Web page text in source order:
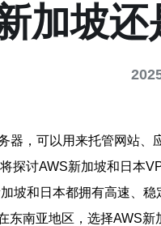
加坡还
，可以用来托管网站
讨AWS新加坡和日本
坡和日本都拥有高速、
南亚地区，选择AWS